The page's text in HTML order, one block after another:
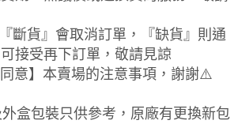
斷貨』會取消訂單，『缺貨』則通
接受再下訂單，敬請見諒
意】本賣場的注意事項，謝謝⚠️
盒包裝只供參考，原廠有更換新包